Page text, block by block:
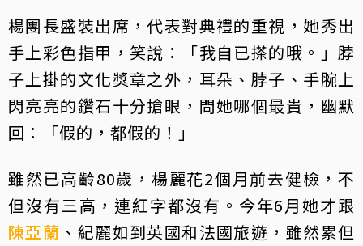
楊團長盛裝出席，代表對典禮的重視，她秀出
手上彩色指甲，笑說：「我自已搽的哦。」脖
子上掛的文化獎章之外，耳朵、脖子、手腕上
閃亮亮的鑽石十分搶眼，問她哪個最貴，幽默
回：「假的，都假的！」
雖然已高齡80歲，楊麗花2個月前去健檢，不
但沒有三高，連紅字都沒有。今年6月她才跟
陳亞蘭 、紀麗如到英國和法國旅遊，雖然累但